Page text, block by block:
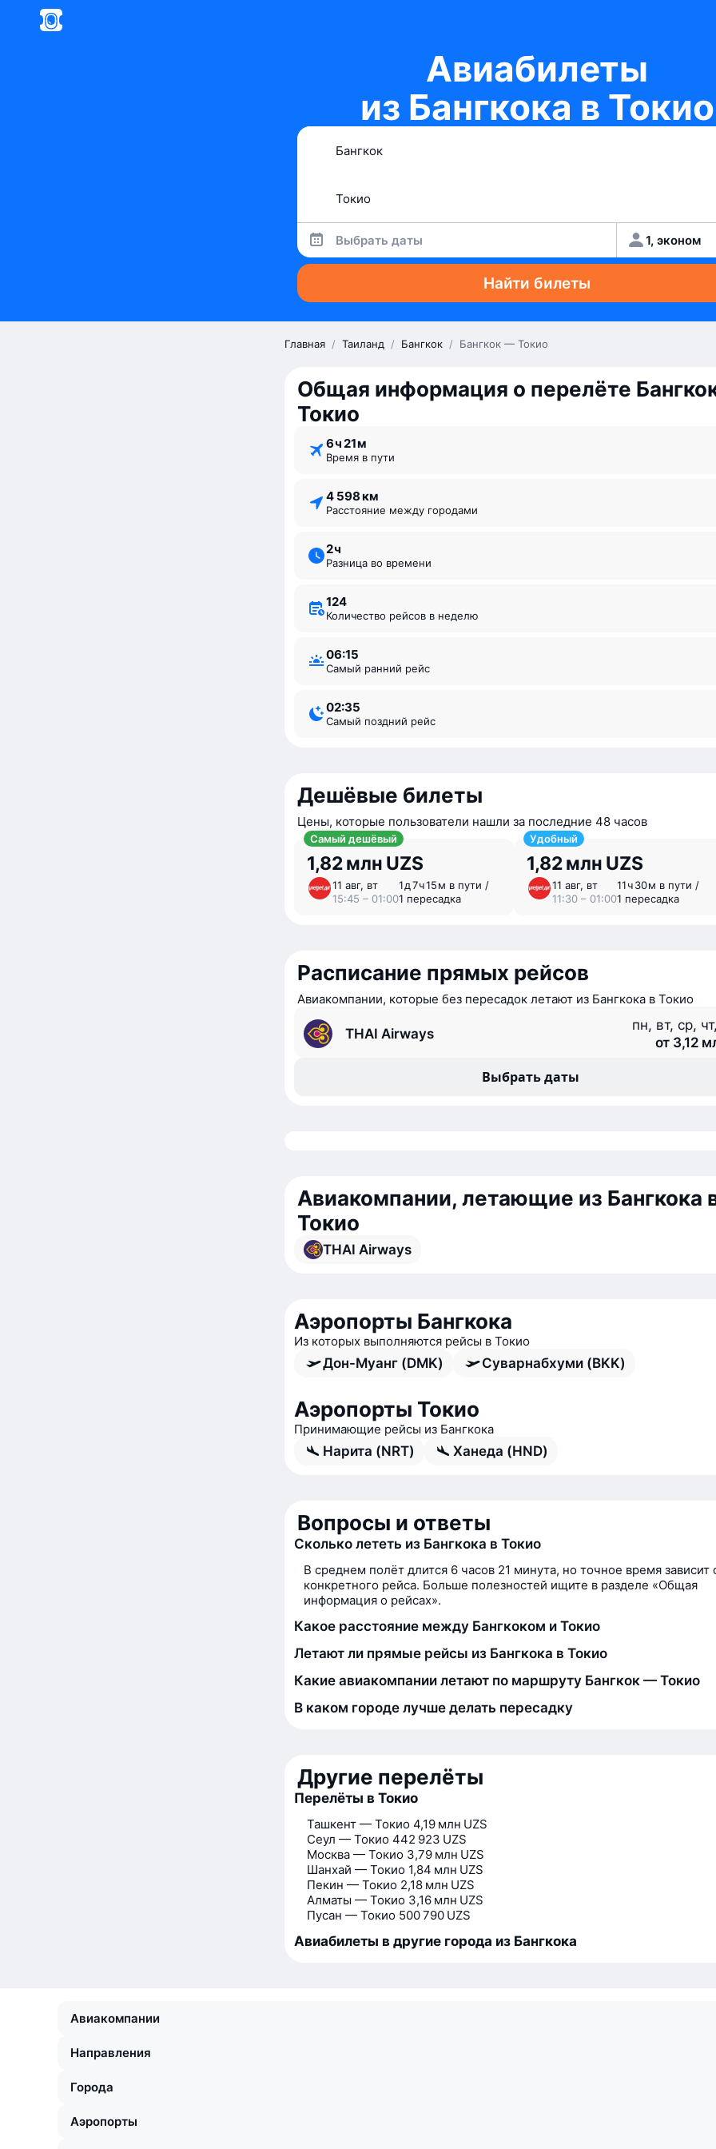
Авиабилеты
из Бангкока в Токио
Выбрать даты 1, эконом
Найти билеты
Главная / Таиланд / Бангкок / Бангкок — Токио
Общая информация о перелёте
Токио
6 ⁠ч 21 ⁠м
Время в пути
4 598 км
Расстояние между городами
2 ⁠ч
Разница во времени
124
Количество рейсов в неделю
06:15
Самый ранний рейс
02:35
Самый поздний рейс
Дешёвые билеты
Цены, которые пользователи нашли за последние 48 часов
Самый дешёвый
1,82 млн UZS
11 авг, вт
15:45 – 01:00
1 ⁠д 7 ⁠ч 15 ⁠м в пути /
1 пересадка
Удобный
1,82 млн UZS
11 авг, вт
11:30 – 01:00
11 ⁠ч 30 ⁠м в пути /
1 пересадка
Расписание прямых рейсов
Авиакомпании, которые без пересадок летают из Бангкока в Токио
THAI Airways
пн, вт, ср,
от 3,12
Выбрать даты
Авиакомпании, летающие из Бангкока
Токио
THAI Airways
Аэропорты Бангкока
Из которых выполняются рейсы в Токио
Дон-Муанг (DMK) Суварнабхуми (BKK)
Аэропорты Токио
Принимающие рейсы из Бангкока
Нарита (NRT) Ханеда (HND)
Вопросы и ответы
Сколько лететь из Бангкока в Токио
В среднем полёт длится 6 часов 21 минута, но точное время зависит
конкретного рейса. Больше полезностей ищите в разделе «Общая
информация о рейсах».
Какое расстояние между Бангкоком и Токио
Летают ли прямые рейсы из Бангкока в Токио
Какие авиакомпании летают по маршруту Бангкок — Токио
В каком городе лучше делать пересадку
Другие перелёты
Перелёты в Токио
Ташкент — Токио 4,19 млн UZS
Сеул — Токио 442 923 UZS
Москва — Токио 3,79 млн UZS
Шанхай — Токио 1,84 млн UZS
Пекин — Токио 2,18 млн UZS
Алматы — Токио 3,16 млн UZS
Пусан — Токио 500 790 UZS
Авиабилеты в другие города из Бангкока
Авиакомпании
Направления
Города
Аэропорты